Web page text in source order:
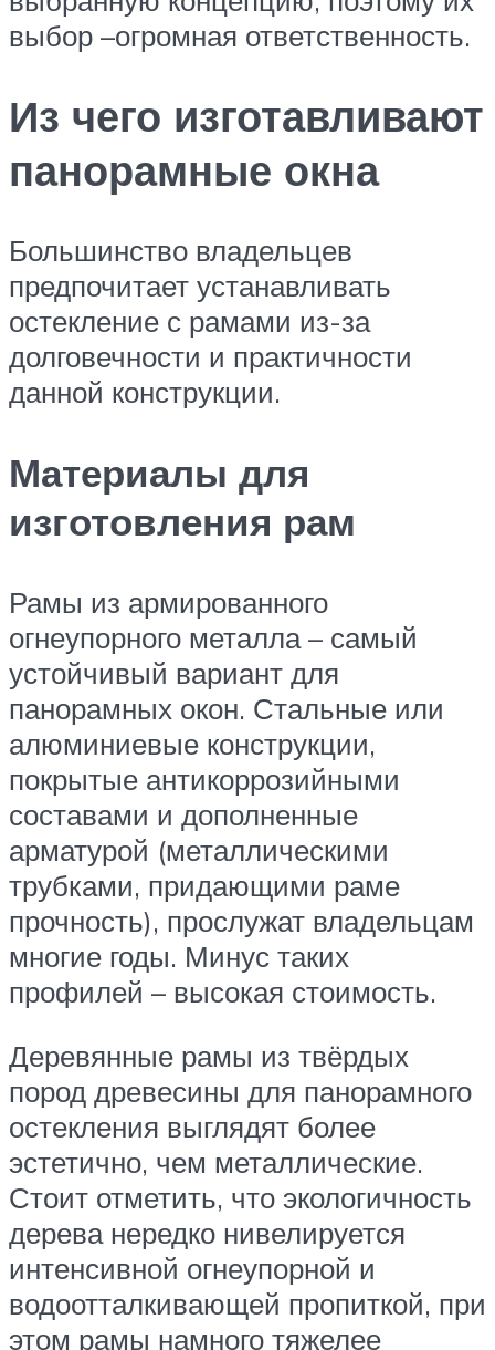
выбор –огромная ответственность.
Из чего изготавливают
панорамные окна
Большинство владельцев
предпочитает устанавливать
остекление с рамами из-за
долговечности и практичности
данной конструкции.
Материалы для
изготовления рам
Рамы из армированного
огнеупорного металла – самый
устойчивый вариант для
панорамных окон. Стальные или
алюминиевые конструкции,
покрытые антикоррозийными
составами и дополненные
арматурой (металлическими
трубками, придающими раме
прочность), прослужат владельцам
многие годы. Минус таких
профилей – высокая стоимость.
Деревянные рамы из твёрдых
пород древесины для панорамного
остекления выглядят более
эстетично, чем металлические.
Стоит отметить, что экологичность
дерева нередко нивелируется
интенсивной огнеупорной и
водоотталкивающей пропиткой, при
этом рамы намного тяжелее